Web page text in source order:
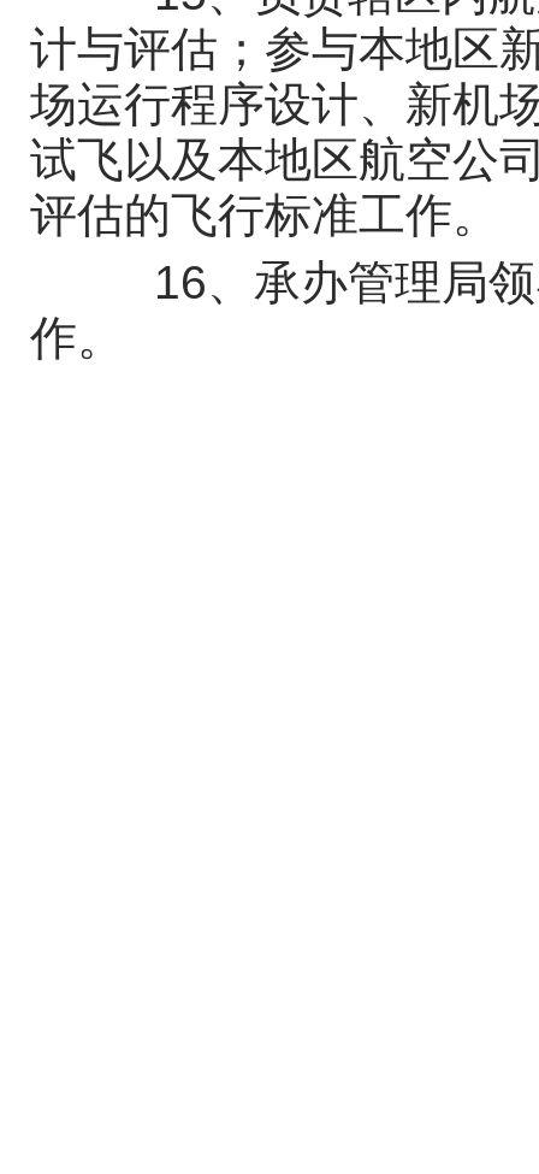
计与评估；参与本地区
场运行程序设计、新机
试飞以及本地区航空公
评估的飞行标准工作。
16、承办管理局领
作。